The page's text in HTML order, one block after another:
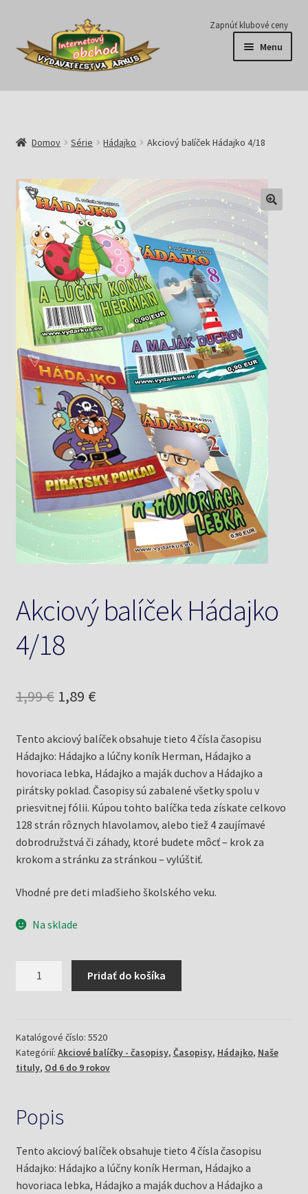
Preskočiť
navigáciu
Preskočiť
obsah
Zapnúť klubové ceny
Menu
Série
Predplatné
Pripravujeme
Pre školy
Knižný klub
Kontakt
Domov Série Hádajko Akciový balíček Hádajko 4/18
Akciový balíček Hádajko
4/18
1,99€ Pôvodná
bola:
1,99 €.
1,89 €Aktuálna
je:
1,89 €.
Tento akciový balíček obsahuje tieto 4 čísla časopisu
Hádajko: Hádajko a lúčny koník Herman, Hádajko a
hovoriaca lebka, Hádajko a maják duchov a Hádajko a
pirátsky poklad. Časopisy sú zabalené všetky spolu v
priesvitnej fólii. Kúpou tohto balíčka teda získate celkovo
128 strán rôznych hlavolamov, alebo tiež 4 zaujímavé
dobrodružstvá či záhady, ktoré budete môcť – krok za
krokom a stránku za stránkou – vylúštiť.
Vhodné pre deti mladšieho školského veku.
Na sklade
4/18
Pridať do košíka
Katalógové číslo: 5520
Kategórií: Akciové balíčky - časopisy, Časopisy, Hádajko, Naše
tituly, Od 6 do 9 rokov
Popis
Tento akciový balíček obsahuje tieto 4 čísla časopisu
Hádajko: Hádajko a lúčny koník Herman, Hádajko a
hovoriaca lebka, Hádajko a maják duchov a Hádajko a